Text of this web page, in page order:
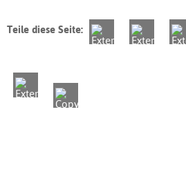
Teile diese Seite: